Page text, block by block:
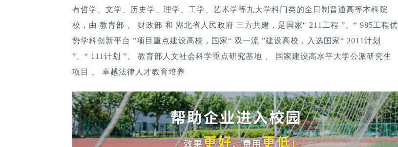
有哲学、文学、历史学、理学、工学、艺术学等九大学科门类的全日制普通高等本科院
校，由 教育部 、 财政部 和 湖北省人民政府 三方共建，是国家“ 211工程 ”、“ 985工程优
势学科创新平台 ”项目重点建设高校，国家“ 双一流 ”建设高校，入选国家“ 2011计划
”、“ 111计划 ”、 教育部人文社会科学重点研究基地 、 国家建设高水平大学公派研究生
项目 、 卓越法律人才教育培养